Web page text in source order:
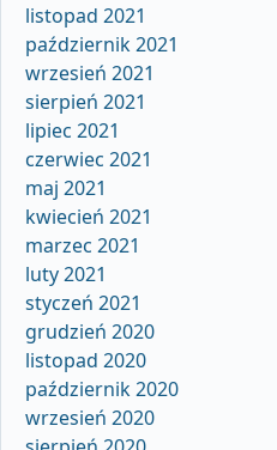
listopad 2021
październik 2021
wrzesień 2021
sierpień 2021
lipiec 2021
czerwiec 2021
maj 2021
kwiecień 2021
marzec 2021
luty 2021
styczeń 2021
grudzień 2020
listopad 2020
październik 2020
wrzesień 2020